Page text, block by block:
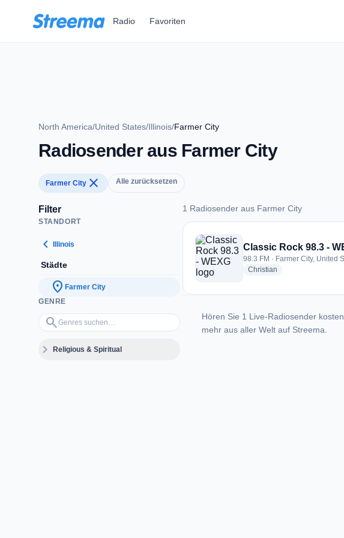
Radio Favoriten
North America/United States/Illinois/Farmer City
Radiosender aus Farmer City
Farmer City close Alle zurücksetzen
Filter
STANDORT
chevron_left Illinois
Städte
location_on Farmer City
GENRE
search
Genres suchen…
expand_moreReligious & Spiritual
1 Radiosender aus Farmer City
1 Radiosender aus Farmer City
Classic Rock 98.3 -
98.3 FM · Farmer City, United
Christian
Hören Sie 1 Live-Radiosender
mehr aus aller Welt auf Streema.